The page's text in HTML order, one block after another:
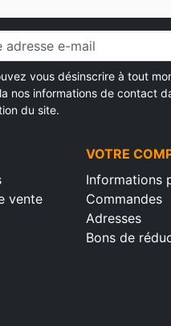
vous désinscrire à tout
nos informations de contact
du site.
vente
VOTRE
Informations
Commandes
Adresses
Bons de